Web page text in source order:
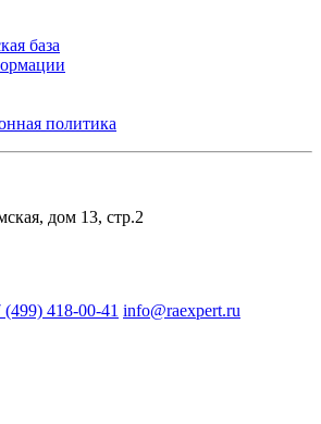
база
политика
дом 13, стр.2
(499) 418-00-41 info@raexpert.ru